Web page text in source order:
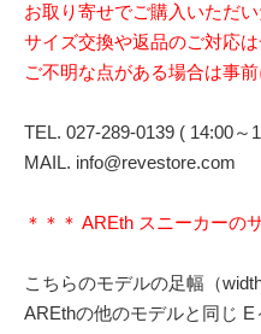
お取り寄せでご購入いただ
サイズ交換や返品のご対応
ご不明な点がある場合は事
TEL. 027-289-0139 ( 14:00～
MAIL. info@revestore.com
＊＊＊ AREth スニーカーの
こちらのモデルの足幅（
AREthの他のモデルと同じ